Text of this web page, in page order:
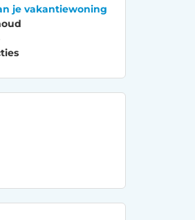
je vakantiewoning